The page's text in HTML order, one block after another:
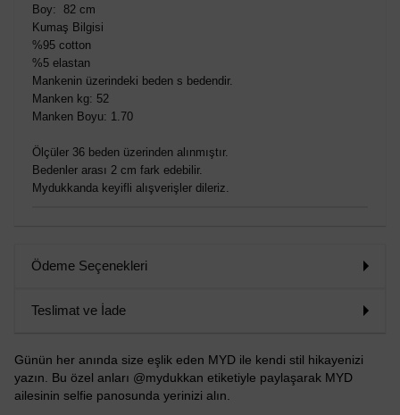
Boy: 82 cm
Kumaş Bilgisi
%95 cotton
%5 elastan
Mankenin üzerindeki beden s bedendir.
Manken kg: 52
Manken Boyu: 1.70
Ölçüler 36 beden üzerinden alınmıştır.
Bedenler arası 2 cm fark edebilir.
Mydukkanda keyifli alışverişler dileriz.
Ödeme Seçenekleri
Teslimat ve İade
Günün her anında size eşlik eden MYD ile kendi stil hikayenizi
yazın. Bu özel anları @mydukkan etiketiyle paylaşarak MYD
ailesinin selfie panosunda yerinizi alın.